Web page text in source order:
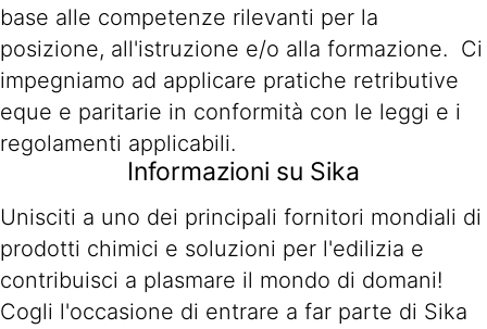
base alle competenze rilevanti per la
posizione, all'istruzione e/o alla formazione. Ci
impegniamo ad applicare pratiche retributive
eque e paritarie in conformità con le leggi e i
regolamenti applicabili.
Informazioni su Sika
Unisciti a uno dei principali fornitori mondiali di
prodotti chimici e soluzioni per l'edilizia e
contribuisci a plasmare il mondo di domani!
Cogli l'occasione di entrare a far parte di Sika